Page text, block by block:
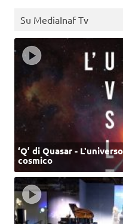
Su MediaInaf Tv
‘Q’ di Quasar -
cosmico